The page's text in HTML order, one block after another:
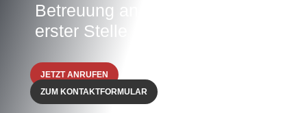
Betreuung an
erster Stelle
JETZT ANRUFEN
ZUM KONTAKTFORMULAR